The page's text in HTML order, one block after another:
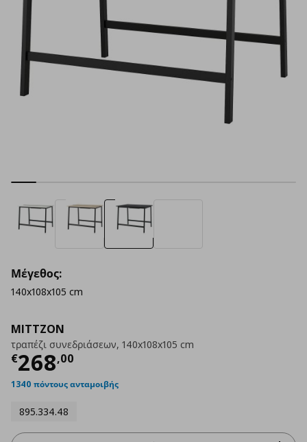
MITTZON
τραπέζι συνεδριάσεων, 140x108x105 cm
€268,00
Τρέχουσα τιμή
1340 πόντους ανταμοιβής
895.334.48
Μέγεθος:
140x108x105 cm